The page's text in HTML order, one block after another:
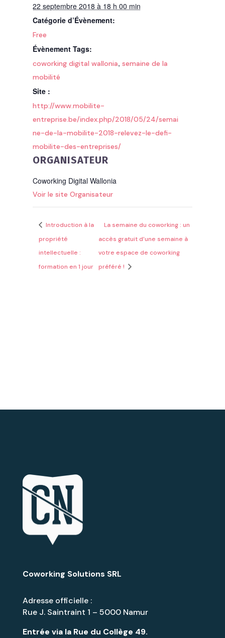
22 septembre 2018 à 18 h 00 min
Catégorie d’Évènement:
Free
Évènement Tags:
coworking digital wallonia, semaine de la
mobilité
Site :
http://www.mobilite-
entreprise.be/index.php/2018/05/24/semai
ne-de-la-mobilite-2018-relevez-le-defi-
mobilite-des-entreprises/
ORGANISATEUR
Coworking Digital Wallonia
Voir le site Organisateur
Introduction à la
propriété
intellectuelle :
formation en 1 jour
La semaine du coworking : un
accès gratuit d’une semaine à
votre espace de coworking
préféré !
Coworking Solutions SRL
Adresse officielle :
Rue J. Saintraint 1 – 5000 Namur
Entrée via la Rue du Collège 49.